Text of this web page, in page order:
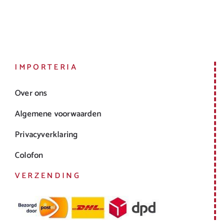
IMPORTERIA
Over ons
Algemene voorwaarden
Privacyverklaring
Colofon
VERZENDING